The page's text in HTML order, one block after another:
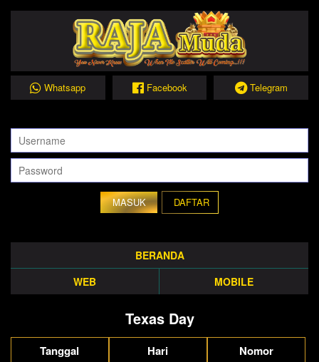
Whatsapp Facebook Telegram
DAFTAR
BERANDA
WEB
MOBILE
Texas Day
Tanggal Hari Nomor